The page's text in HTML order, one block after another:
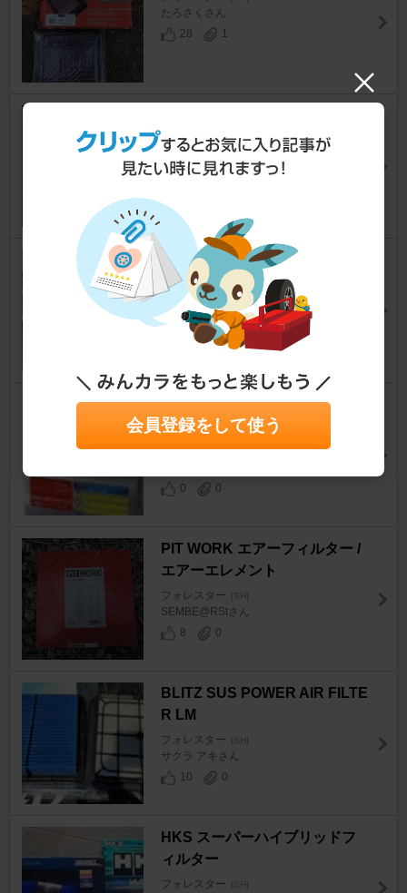
たろさくさん
28
1
ィルター
フォレスター [SH]
saku3104さん
HKS スーパーハイブリッドフ
ィルター
フォレスター [SH]
セルムさん
2
HKS HKS SUPER HYBRID FI
LTER
フォレスター [SH]
0
0
PIT WORK エアーフィルター /
エアーエレメント
フォレスター
SEMBE@RStさん
8
0
BLITZ SUS POWER AIR FILTE
R LM
フォレスター
サクラ アキさん
10
0
HKS スーパーハイブリッドフ
ィルター
フォレスター
会員登録をして使う